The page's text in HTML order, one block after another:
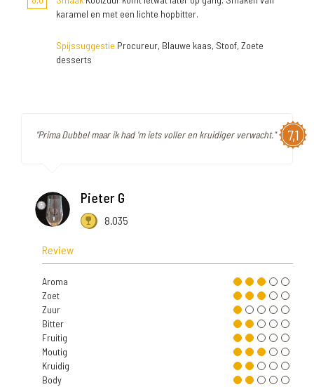
karamel en met een lichte hopbitter.
Spijssuggestie Procureur, Blauwe kaas, Stoof, Zoete
desserts
7,1
"Prima Dubbel maar ik had 'm iets voller en kruidiger verwacht."
Pieter G
8.035
Review
Aroma
Zoet
Zuur
Bitter
Fruitig
Moutig
Kruidig
Body